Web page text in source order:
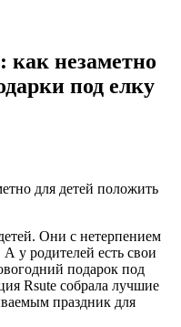
как незаметно
под елку
Они с нетерпением
у родителей есть свои
подарок под
Rsute собрала лучшие
праздник для